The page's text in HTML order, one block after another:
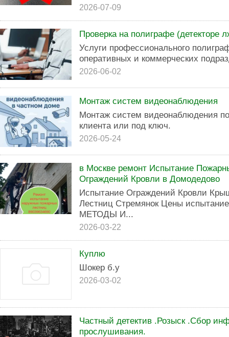
2026-07-09
Проверка на полиграфе (детекторе
Услуги профессионального
оперативных и коммерческих
2026-06-02
Монтаж систем видеонаблюдения
Монтаж систем видеонаблюдения
клиента или под ключ.
2026-05-24
в Москве ремонт Испытание
Ограждений Кровли в Домодедово
Испытание Ограждений Кровли
Лестниц Стремянок Цены
МЕТОДЫ И...
2026-03-22
Куплю
Шокер б.у
2026-03-02
Частный детектив .Розыск .Сбор
прослушивания.